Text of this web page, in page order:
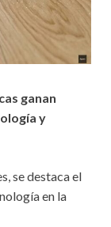
ganan
y
se destaca el
en la